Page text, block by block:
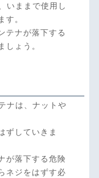
いままで使用し
。
テナが落下する
ょう。
ナは、ナットや
ずしていきま
が落下する危険
ネジをはずす必